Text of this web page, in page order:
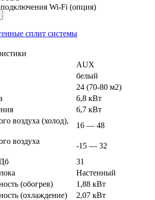
Wi-Fi (опция)
сплит системы
AUX
белый
24 (70-80 м2)
6,8 кВт
6,7 кВт
воздуха (холод),
16 — 48
воздуха
-15 — 32
31
Настенный
(обогрев)
1,88 кВт
(охлаждение)
2,07 кВт